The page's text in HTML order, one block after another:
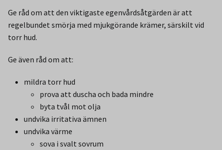
Ge råd om att den viktigaste egenvårdsåtgärden är att
regelbundet smörja med mjukgörande krämer, särskilt vid
torr hud.
Ge även råd om att:
mildra torr hud
prova att duscha och bada mindre
byta tvål mot olja
undvika irritativa ämnen
undvika värme
sova i svalt sovrum